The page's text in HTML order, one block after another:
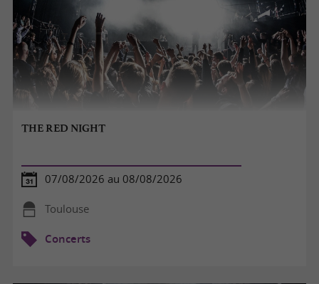
THE RED NIGHT
07/08/2026 au 08/08/2026
Toulouse
Concerts